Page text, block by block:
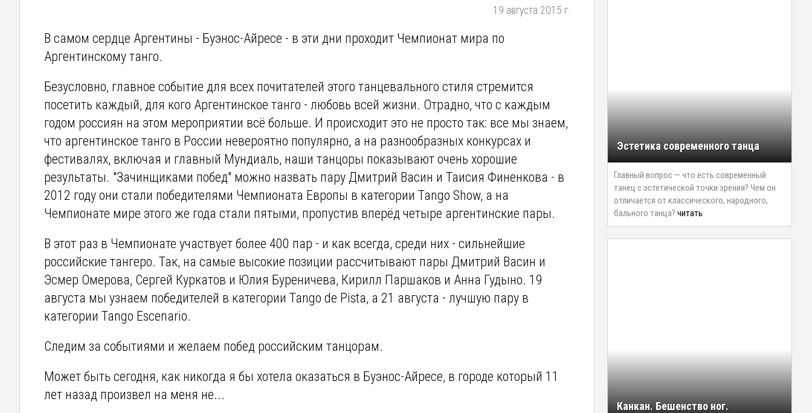
19 августа 2015 г.
В самом сердце Аргентины - Буэнос-Айресе - в эти дни проходит Чемпионат мира по
Аргентинскому танго.
Безусловно, главное событие для всех почитателей этого танцевального стиля стремится
посетить каждый, для кого Аргентинское танго - любовь всей жизни. Отрадно, что с каждым
годом россиян на этом мероприятии всё больше. И происходит это не просто так: все мы знаем,
что аргентинское танго в России невероятно популярно, а на разнообразных конкурсах и
фестивалях, включая и главный Мундиаль, наши танцоры показывают очень хорошие
результаты. "Зачинщиками побед" можно назвать пару Дмитрий Васин и Таисия Финенкова - в
2012 году они стали победителями Чемпионата Европы в категории Tango Show, а на
Чемпионате мире этого же года стали пятыми, пропустив вперёд четыре аргентинские пары.
В этот раз в Чемпионате участвует более 400 пар - и как всегда, среди них - сильнейшие
российские тангеро. Так, на самые высокие позиции рассчитывают пары Дмитрий Васин и
Эсмер Омерова, Сергей Куркатов и Юлия Буреничева, Кирилл Паршаков и Анна Гудыно. 19
августа мы узнаем победителей в категории Tango de Pista, а 21 августа - лучшую пару в
категории Tango Escenario.
Следим за событиями и желаем побед российским танцорам.
Может быть сегодня, как никогда я бы хотела оказаться в Буэнос-Айресе, в городе который 11
лет назад произвел на меня не...
Эстетика современного танца
Главный вопрос — что есть современный
танец с эстетической точки зрения? Чем он
отличается от классического, народного,
бального танца? читать
Канкан. Бешенство ног.